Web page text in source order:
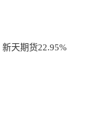
天期货22.95%